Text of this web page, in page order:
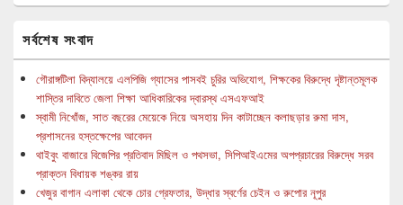
সর্বশেষ সংবাদ
গৌরাঙ্গটিলা বিদ্যালয়ে এলপিজি গ্যাসের পাসবই চুরির অভিযোগ, শিক্ষকের বিরুদ্ধে দৃষ্টান্তমূলক
শাস্তির দাবিতে জেলা শিক্ষা আধিকারিকের দ্বারস্থ এসএফআই
স্বামী নিখোঁজ, সাত বছরের মেয়েকে নিয়ে অসহায় দিন কাটাচ্ছেন কলাছড়ার রুমা দাস,
প্রশাসনের হস্তক্ষেপের আবেদন
থাইবুং বাজারে বিজেপির প্রতিবাদ মিছিল ও পথসভা, সিপিআইএমের অপপ্রচারের বিরুদ্ধে সরব
প্রাক্তন বিধায়ক শঙ্কর রায়
খেজুর বাগান এলাকা থেকে চোর গ্রেফতার, উদ্ধার স্বর্ণের চেইন ও রুপোর নূপুর